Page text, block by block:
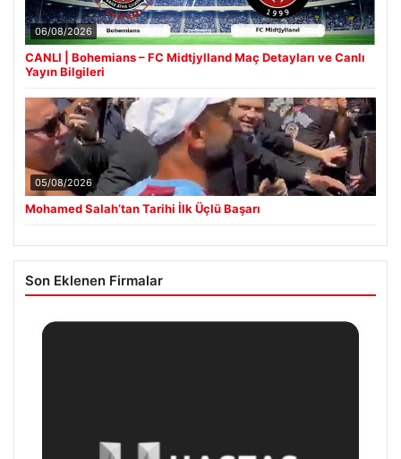
06/08/2026
CANLI | Bohemians – FC Midtjylland Maç Detayları ve Canlı
Yayın Bilgileri
05/08/2026
Mohamed Salah’tan Tarihi İlk Üçlü Başarı
Son Eklenen Firmalar